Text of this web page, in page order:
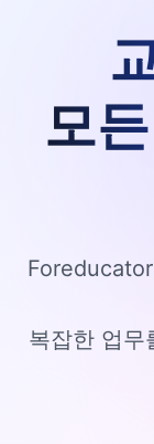
모
복잡한 업무